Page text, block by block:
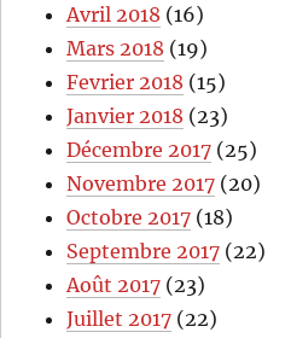
Avril 2018 (16)
Mars 2018 (19)
Fevrier 2018 (15)
Janvier 2018 (23)
Décembre 2017 (25)
Novembre 2017 (20)
Octobre 2017 (18)
Septembre 2017 (22)
Août 2017 (23)
Juillet 2017 (22)